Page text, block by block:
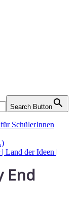
Search Button
End